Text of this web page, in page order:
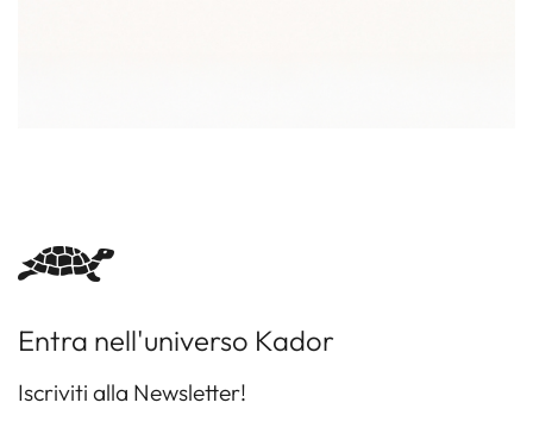
Entra nell'universo Kador
Iscriviti alla Newsletter!